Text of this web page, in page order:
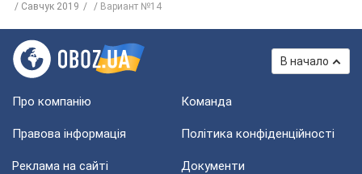
Савчук 2019
Вариант №14
В начало
Про компанію Команда
Правова інформація Політика конфіденційності
Реклама на сайті Документи